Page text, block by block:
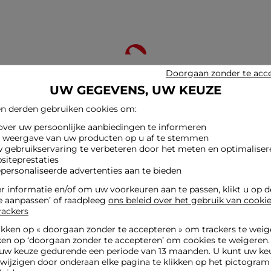
u in op onze nieuwsbrief en ontvang onze speciale
UW GEGEVENS, UW KEUZE
derden gebruiken cookies om:
uw persoonlijke aanbiedingen te informeren
weergave van uw producten op u af te stemmen
gebruikservaring te verbeteren door het meten en
advertenties aan te bieden
informatie en/of om uw voorkeuren aan te passen, klikt u op
aanpassen’ of raadpleeg ons beleid over het gebruik van
op « doorgaan zonder te accepteren » om trackers te
op ‘doorgaan zonder te accepteren’ om cookies te
keuze gedurende een periode van 13 maanden. U kunt uw
door onderaan elke pagina te klikken op het pictogram
Doorgaan zonder te